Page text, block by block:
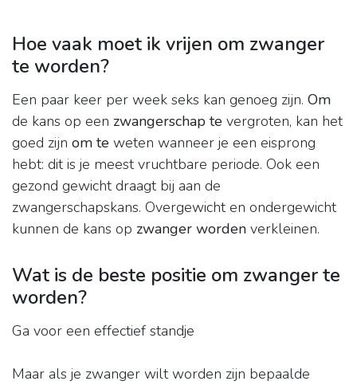
Hoe vaak moet ik vrijen om zwanger
te worden?
Een paar keer per week seks kan genoeg zijn. Om
de kans op een zwangerschap te vergroten, kan het
goed zijn om te weten wanneer je een eisprong
hebt: dit is je meest vruchtbare periode. Ook een
gezond gewicht draagt bij aan de
zwangerschapskans. Overgewicht en ondergewicht
kunnen de kans op zwanger worden verkleinen.
Wat is de beste positie om zwanger te
worden?
Ga voor een effectief standje
Maar als je zwanger wilt worden zijn bepaalde